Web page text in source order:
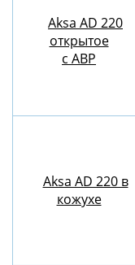
Aksa AD 220
открытое
с АВР
Aksa AD 220 в
кожухе